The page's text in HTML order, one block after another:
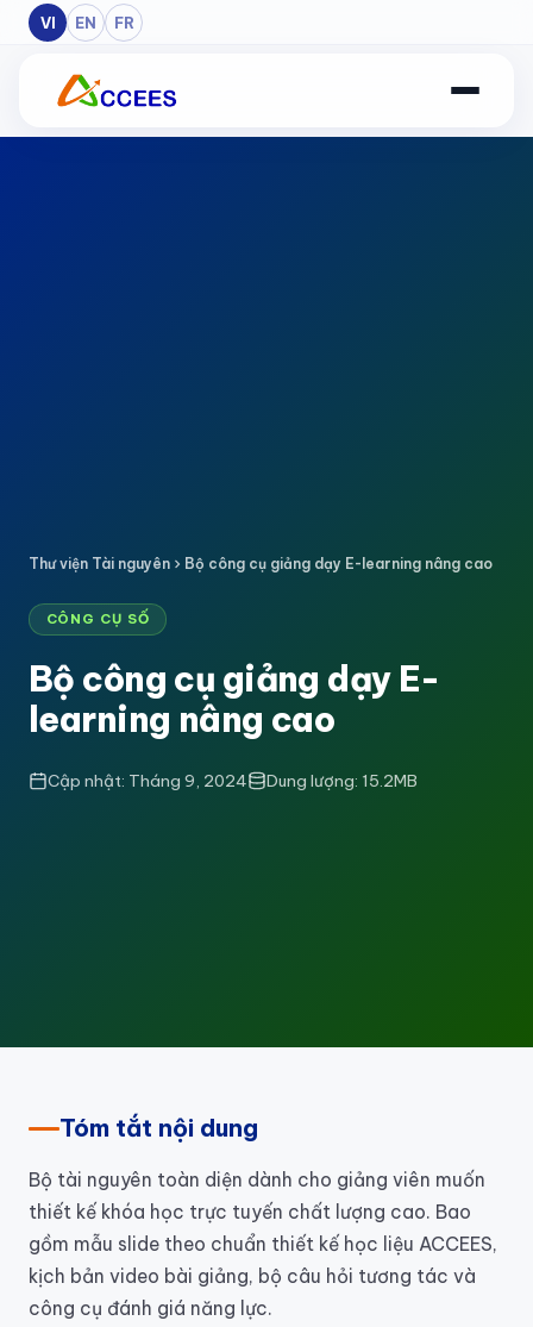
Skip to Main Content
VI EN FR
Thư viện Tài nguyên Bộ công cụ giảng dạy E-learning nâng cao
CÔNG CỤ SỐ
Bộ công cụ giảng dạy E-
learning nâng cao
Cập nhật: Tháng 9, 2024 Dung lượng: 15.2MB
Tóm tắt nội dung
Bộ tài nguyên toàn diện dành cho giảng viên muốn
thiết kế khóa học trực tuyến chất lượng cao. Bao
gồm mẫu slide theo chuẩn thiết kế học liệu ACCEES,
kịch bản video bài giảng, bộ câu hỏi tương tác và
công cụ đánh giá năng lực.